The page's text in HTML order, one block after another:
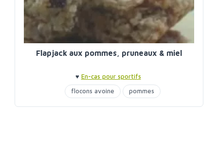
Flapjack aux pommes, pruneaux & miel
♥ En-cas pour sportifs
flocons avoine
pommes